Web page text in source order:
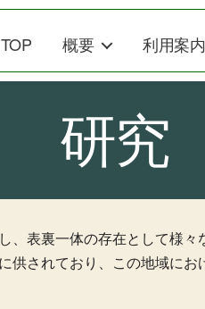
TOP 概要 利用案内
研究
、表裏一体の存在として様
供されており、この地域に